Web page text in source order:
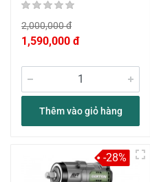
2,000,000 đ
1,590,000 đ
Thêm vào giỏ hàng
-28%